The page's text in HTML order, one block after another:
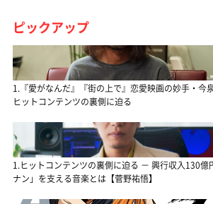
ピックアップ
1.『愛がなんだ』『街の上で』恋愛映画の妙手・今
ヒットコンテンツの裏側に迫る
1.ヒットコンテンツの裏側に迫る － 興行収入130億
ナン」を支える音楽とは【菅野祐悟】